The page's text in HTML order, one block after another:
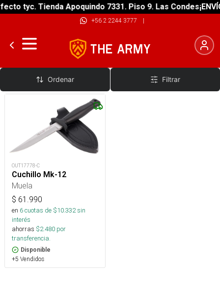
tyc. Tienda Apoquindo 7331. Piso 9. Las Condes
+56 2 2244 3777 |
Cuchillo Botero
Ordenar Filtrar
OUT17778-C
Cuchillo Mk-12
Muela
$ 61.990
en 6cuotas de $10.332sin
interés
ahorras $2.480 por
transferencia.
Disponible
+5 Vendidos